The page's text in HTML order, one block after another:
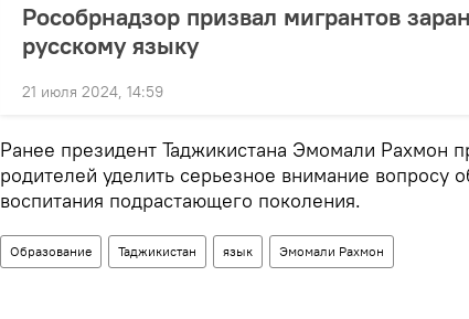
Рособрнадзор призвал мигрантов
русскому языку
21 июля 2024, 14:59
Ранее президент Таджикистана Эмомали Рахмон
родителей уделить серьезное внимание вопросу
воспитания подрастающего поколения.
Образование Таджикистан язык Эмомали Рахмон